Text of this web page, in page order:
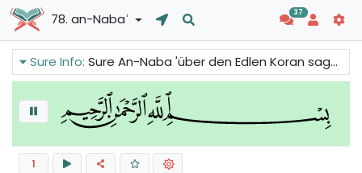
78. an-Nabaʾ 37
Sure Info:Sure An-Naba 'über den Edlen Koran sagt uns, dass der Jüngste Tag kommt. Wir müssen verstehen, dass dieses schöne und geordnete Universum auf den Tag der Entscheidung hinweist und Allah alle Menschen zum Gericht bringen wird.
1